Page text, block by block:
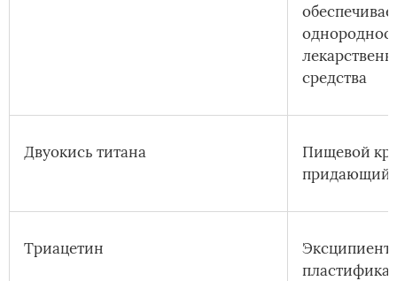
средства
Двуокись титана
Пищевой
придающий
Триацетин
Эксципиент-